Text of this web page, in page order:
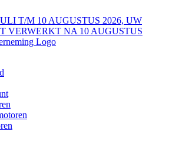
T/M 10 AUGUSTUS 2026, UW
VERWERKT NA 10 AUGUSTUS